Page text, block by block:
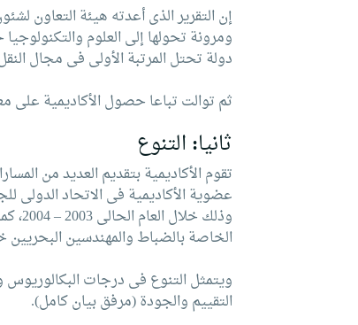
ومرونة تحولها إلى العلوم
دولة تحتل المرتبة الأولى فى مجال
ثم توالت تباعا حصول الأكاديمية على
ثانيا: التنوع
تقوم الأكاديمية بتقديم العديد من
عضوية الأكاديمية فى الاتحاد الدولى
الخاصة بالضباط والمهندسين البحريين
ويتمثل التنوع فى درجات البكالوريوس
التقييم والجودة (مرفق بيان كامل).